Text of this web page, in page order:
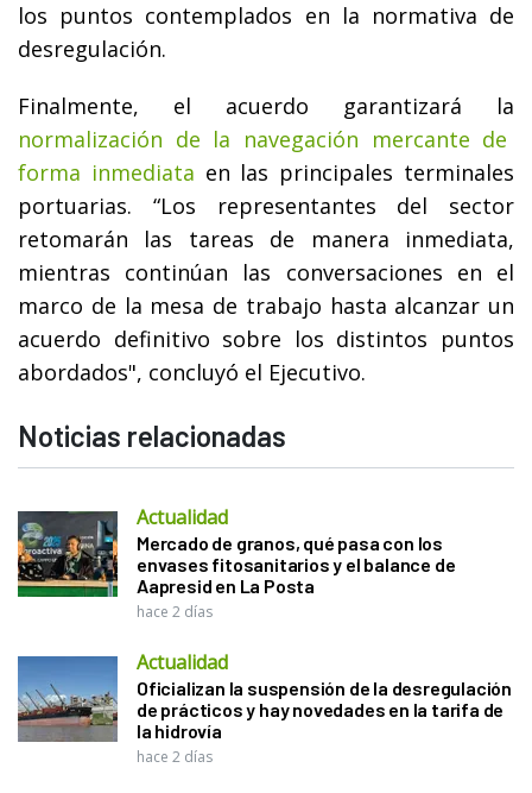
los puntos contemplados en la normativa de
desregulación.
Finalmente, el acuerdo garantizará la
normalización de la navegación mercante de
forma inmediata en las principales terminales
portuarias. “Los representantes del sector
retomarán las tareas de manera inmediata,
mientras continúan las conversaciones en el
marco de la mesa de trabajo hasta alcanzar un
acuerdo definitivo sobre los distintos puntos
abordados", concluyó el Ejecutivo.
Noticias relacionadas
Actualidad
Mercado de granos, qué pasa con los
envases fitosanitarios y el balance de
Aapresid en La Posta
hace 2 días
Actualidad
Oficializan la suspensión de la desregulación
de prácticos y hay novedades en la tarifa de
la hidrovía
hace 2 días